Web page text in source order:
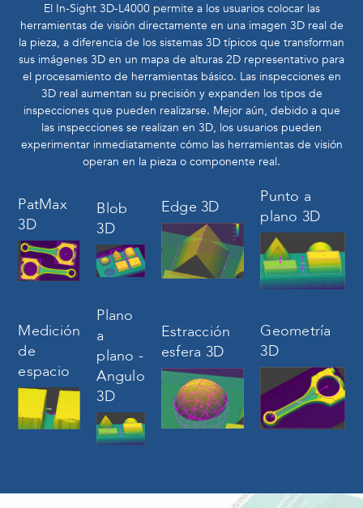
El In-Sight 3D-L4000 permite a los usuarios colocar las
herramientas de visión directamente en una imagen 3D real de
la pieza, a diferencia de los sistemas 3D típicos que transforman
sus imágenes 3D en un mapa de alturas 2D representativo para
el procesamiento de herramientas básico. Las inspecciones en
3D real aumentan su precisión y expanden los tipos de
inspecciones que pueden realizarse. Mejor aún, debido a que
las inspecciones se realizan en 3D, los usuarios pueden
experimentar inmediatamente cómo las herramientas de visión
operan en la pieza o componente real.
PatMax
3D
Blob
3D
Edge 3D
Punto a
plano 3D
Medición
de
espacio
Plano
a
plano -
Angulo
3D
Estracción
esfera 3D
Geometría
3D